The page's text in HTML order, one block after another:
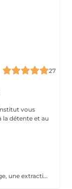
27
vous
la détente et au
Le soin comprend un nettoyant, un gommage, une extraction des imperfections par la vapeur suivi d'un massage relaxant.